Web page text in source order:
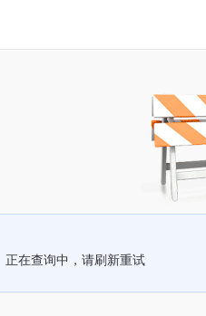
正在查询中，请刷新重试